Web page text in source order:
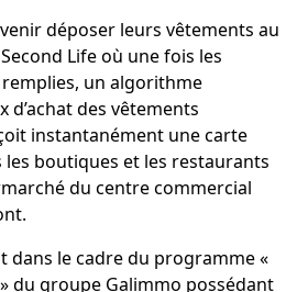
déposer leurs vêtements au
Life où une fois les
un algorithme
des vêtements
instantanément une carte
les boutiques et les restaurants
du centre commercial
dans le cadre du programme «
» du groupe Galimmo possédant